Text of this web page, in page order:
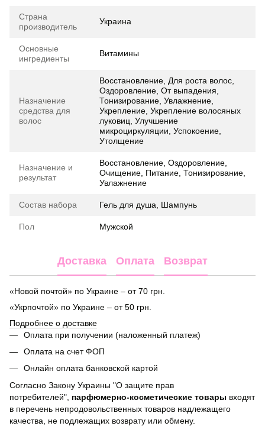
Страна
производитель
Украина
Основные
ингредиенты
Витамины
Назначение
средства для
волос
Восстановление, Для роста волос,
Оздоровление, От выпадения,
Тонизирование, Увлажнение,
Укрепление, Укрепление волосяных
луковиц, Улучшение
микроциркуляции, Успокоение,
Утолщение
Назначение и
результат
Восстановление, Оздоровление,
Очищение, Питание, Тонизирование,
Увлажнение
Состав набора Гель для душа, Шампунь
Пол Мужской
Доставка Оплата Возврат
«Новой почтой» по Украине – от 70 грн.
«Укрпочтой» по Украине – от 50 грн.
Подробнее о доставке
Оплата при получении (наложенный платеж)
Оплата на счет ФОП
Онлайн оплата банковской картой
Согласно Закону Украины "О защите прав
потребителей", парфюмерно-косметические товары входят
в перечень непродовольственных товаров надлежащего
качества, не подлежащих возврату или обмену.